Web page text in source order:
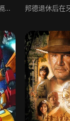
讲述统领伯克岛的酋长嗝嗝，与阿丝翠德共同打造了奇妙热闹的飞龙乌托邦，一只雌性光煞飞龙的意外出现，加上前所未有的威胁到来，令嗝嗝和没牙仔不得不离开唯一的家园，前往他们本以为只存在于神话之中的隐秘之境。在发现自己真正的命运之后，飞龙与骑士将携手殊死奋战，保护他们所珍爱的一切，是系列的完结篇章。